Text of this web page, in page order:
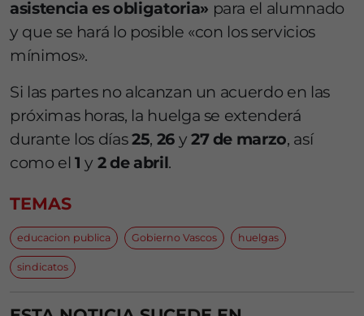
asistencia es obligatoria» para el alumnado
y que se hará lo posible «con los servicios
mínimos».
Si las partes no alcanzan un acuerdo en las
próximas horas, la huelga se extenderá
durante los días25, 26y 27 de marzo, así
como el1 y 2 de abril.
TEMAS
educacion publica Gobierno Vascos huelgas
sindicatos